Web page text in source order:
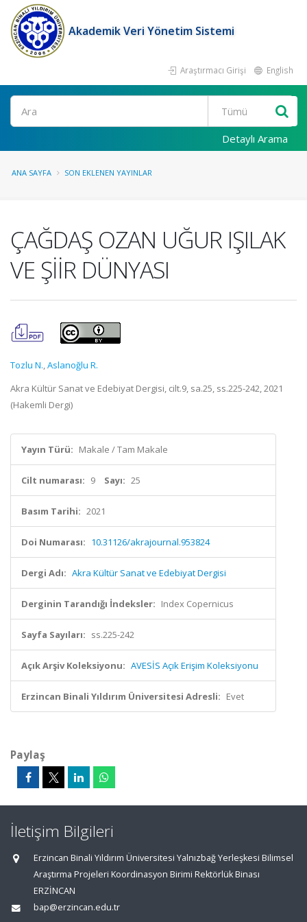
Akademik Veri Yönetim Sistemi
Araştırmacı Girişi English
Ara
Detaylı Arama
ANA SAYFA SON EKLENEN YAYINLAR
ÇAĞDAŞ OZAN UĞUR IŞILAK
VE ŞİİR DÜNYASI
Tozlu N.,Aslanoğlu R.
Akra Kültür Sanat ve Edebiyat Dergisi, cilt.9, sa.25, ss.225-242, 2021
(Hakemli Dergi)
Yayın Türü: Makale / Tam Makale
Cilt numarası: 9 Sayı: 25
Basım Tarihi: 2021
Doi Numarası: 10.31126/akrajournal.953824
Dergi Adı: Akra Kültür Sanat ve Edebiyat Dergisi
Derginin Tarandığı İndeksler: Index Copernicus
Sayfa Sayıları: ss.225-242
Açık Arşiv Koleksiyonu: AVESİS Açık Erişim Koleksiyonu
Erzincan Binali Yıldırım Üniversitesi Adresli: Evet
Paylaş
İletişim Bilgileri
Erzincan Binali Yıldırım Üniversitesi Yalnızbağ Yerleşkesi Bilimsel
Araştırma Projeleri Koordinasyon Birimi Rektörlük Binası
ERZİNCAN
bap@erzincan.edu.tr